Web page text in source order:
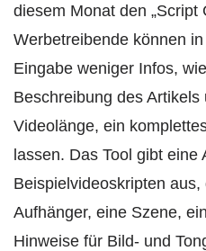
diesem Monat den „Script
Werbetreibende können
Eingabe weniger Infos,
Beschreibung des
Videolänge, ein
lassen. Das Tool gibt eine
Beispielvideoskripten
Aufhänger, eine Szene,
Hinweise für Bild- und